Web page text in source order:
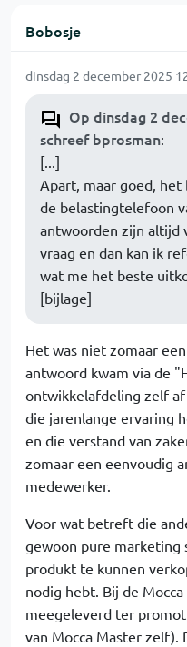
Bobosje
dinsdag 2 december 2025
Op dinsdag 2
schreef bprosman:
[...]
Apart, maar goed,
de belastingtelefoon
antwoorden zijn altijd
vraag en dan kan ik
wat me het beste
[bijlage]
Het was niet zomaar
antwoord kwam via de
ontwikkelafdeling zelf
die jarenlange ervaring
en die verstand van
zomaar een eenvoudig
medewerker.
Voor wat betreft die
gewoon pure marketing
produkt te kunnen
nodig hebt. Bij de
meegeleverd ter
van Mocca Master zelf).